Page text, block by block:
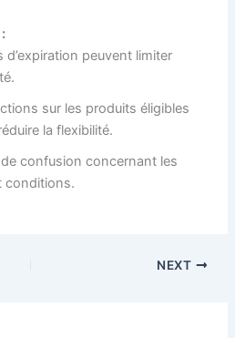
d’expiration peuvent limiter
sur les produits éligibles
la flexibilité.
confusion concernant les
conditions.
NEXT